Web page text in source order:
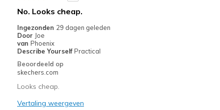
Beste toepassingen
Going Out
Travel
Width
No. Looks cheap.
Ingezonden 29 dagen geleden
Door Joe
van Phoenix
Describe Yourself Practical
Beoordeeld op
skechers.com
Looks cheap.
Vertaling weergeven